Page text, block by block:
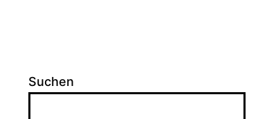
Suchen